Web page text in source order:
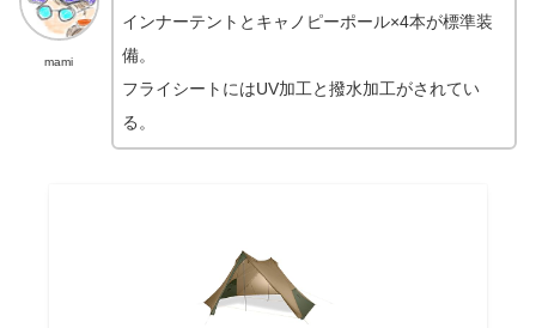
mami
インナーテントとキャノピーポール×4本が標準装
備。
フライシートにはUV加工と撥水加工がされてい
る。